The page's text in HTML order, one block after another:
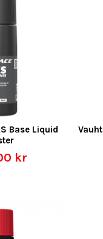
Base Liquid
kr